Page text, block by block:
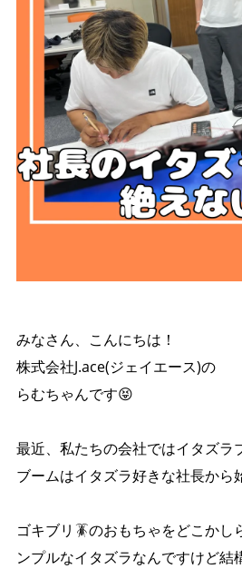
みなさん、こんにちは！
株式会社J.ace(ジェイエース)の
らむちゃんです😝
最近、私たちの会社ではイタズラ
ブームはイタズラ好きな社長から
ゴキブリ🪳のおもちゃをどこかし
ンプルなイタズラなんですけど結